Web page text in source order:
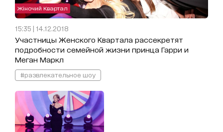
Жіночий Квартал
15:35 | 14.12.2018
Участницы Женского Квартала рассекретят
подробности семейной жизни принца Гарри и
Меган Маркл
#развлекательное шоу